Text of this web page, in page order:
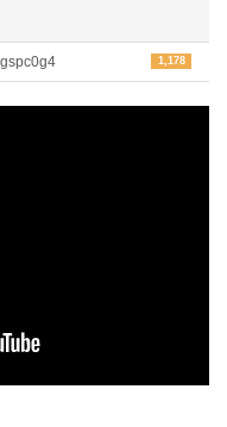
1,178